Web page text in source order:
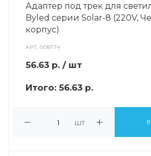
Адаптер под трек для
Byled серии Solar-8 (220V,
корпус)
АРТ.008774
56.63 р. / шт
Итого: 56.63 р.
шт